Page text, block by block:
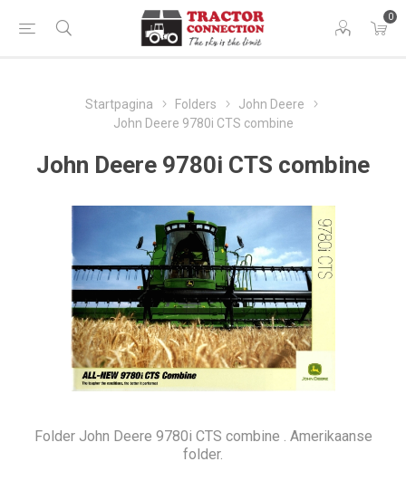
0
Startpagina Folders
John Deere
John Deere 9780i CTS combine
John Deere 9780i CTS combine
Folder John Deere 9780i CTS combine . Amerikaanse
folder.